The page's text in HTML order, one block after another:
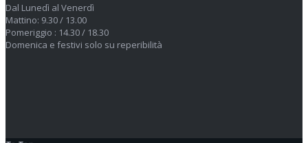
Dal Lunedì al Venerdì
Mattino: 9.30 / 13.00
Pomeriggio : 14.30 / 18.30
Domenica e festivi solo su reperibilità